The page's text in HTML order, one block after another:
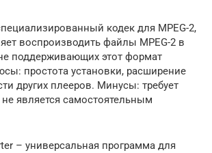
кодек для MPEG-2,
воспроизводить файлы MPEG-2 в
поддерживающих этот формат
простота установки, расширение
других плееров. Минусы: требует
является самостоятельным
– универсальная программа для